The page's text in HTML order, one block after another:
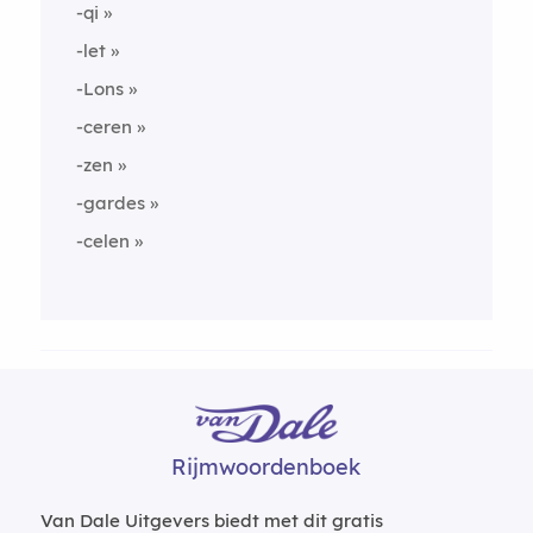
-qi
-let
-Lons
-ceren
-zen
-gardes
-celen
Rijmwoordenboek
Van Dale Uitgevers biedt met dit gratis